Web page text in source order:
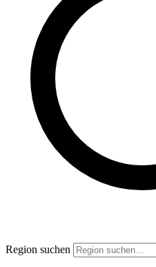
Region suchen